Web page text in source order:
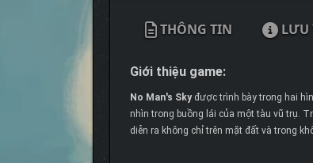
THÔNG TIN LƯU
Giới thiệu game:
No Man's Skyđược trình bày trong hai
nhìn trong buồng lái của một tàu vũ trụ.
diễn ra không chỉ trên mặt đất và trong